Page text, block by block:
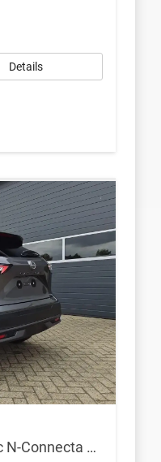
Details
1.3 DIG-T MHEV 158 PS X-Tronic N-Connecta Teil-Leder PanoGlasdach Klimaautomatik Sitzheizung Lenkradheizung Navi ACC PDC v+h 360°Kamera DAB Bluetooth Touchscreen Apple CarPlay Android Auto 18"LM